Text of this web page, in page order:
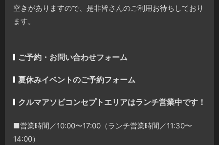
空きがありますので、是非皆さんのご利用お待ちしており
ます。
ご予約・お問い合わせフォーム
夏休みイベントのご予約フォーム
クルマアソビコンセプトエリアはランチ営業中です！
■営業時間／10:00〜17:00（ランチ営業時間／11:30〜
14:00）